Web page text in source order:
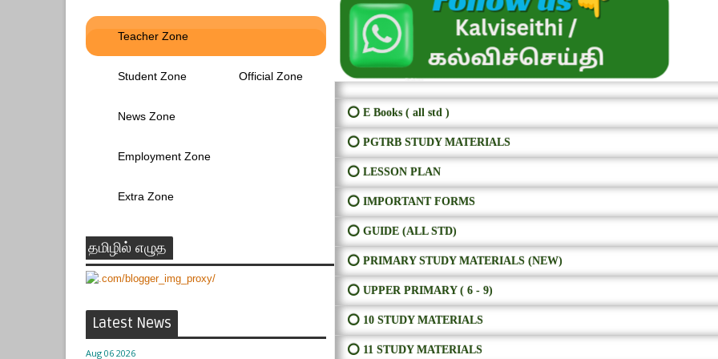
Teacher Zone
Student Zone Official Zone
News Zone
Employment Zone
Extra Zone
தமிழில் எழுத
Latest News
Aug 06 2026
⭕ E Books ( all std )
⭕ PGTRB STUDY MATERIALS
⭕ LESSON PLAN
⭕ IMPORTANT FORMS
⭕ GUIDE (ALL STD)
⭕ PRIMARY STUDY MATERIALS (NEW)
⭕ UPPER PRIMARY ( 6 - 9)
⭕ 10 STUDY MATERIALS
⭕ 11 STUDY MATERIALS